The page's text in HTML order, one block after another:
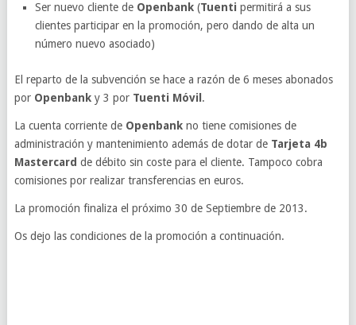
Ser nuevo cliente de Openbank (Tuenti permitirá a sus
clientes participar en la promoción, pero dando de alta un
número nuevo asociado)
El reparto de la subvención se hace a razón de 6 meses abonados
por Openbanky 3 por Tuenti Móvil .
La cuenta corriente de Openbankno tiene comisiones de
administración y mantenimiento además de dotar de Tarjeta 4b
Mastercard de débito sin coste para el cliente. Tampoco cobra
comisiones por realizar transferencias en euros.
La promoción finaliza el próximo 30 de Septiembre de 2013.
Os dejo las condiciones de la promoción a continuación.